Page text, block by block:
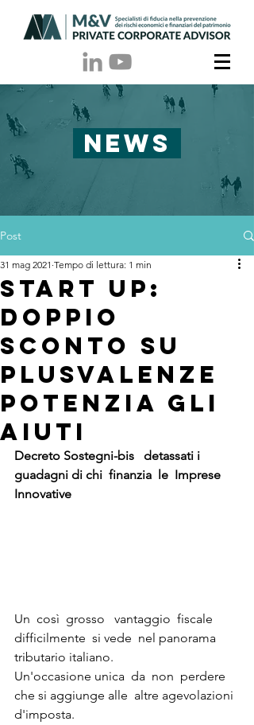
NEWS
Post
Start up:
doppio
sconto su
plusvalenze
potenzia gli
aiuti
31 mag 2021 Tempo di lettura: 1 min
Decreto Sostegni-bis   detassati i
guadagni di chi  finanzia  le  Imprese
Innovative
Un  così  grosso   vantaggio  fiscale
difficilmente  si vede  nel panorama
tributario italiano.
Un'occasione unica  da  non  perdere
che si aggiunge alle  altre agevolazioni
d'imposta.